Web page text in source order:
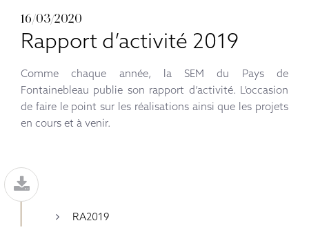
16/03/2020
Rapport d’activité 2019
Comme chaque année, la SEM du Pays de
Fontainebleau publie son rapport d’activité. L’occasion
de faire le point sur les réalisations ainsi que les projets
en cours et à venir.
RA2019